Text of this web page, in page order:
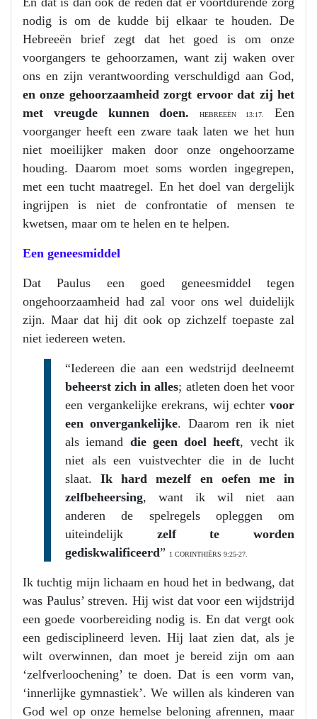
nodig is om de kudde bij elkaar te houden. De
Hebreeën brief zegt dat het goed is om onze
voorgangers te gehoorzamen, want zij waken over
ons en zijn verantwoording verschuldigd aan God,
en onze gehoorzaamheid zorgt ervoor dat zij het
met vreugde kunnen doen.
HEBREEËN 13:17.
Een
voorganger heeft een zware taak laten we het hun
niet moeilijker maken door onze ongehoorzame
houding. Daarom moet soms worden ingegrepen,
met een tucht maatregel. En het doel van dergelijk
ingrijpen is niet de confrontatie of mensen te
kwetsen, maar om te helen en te helpen.
Een geneesmiddel
Dat Paulus een goed geneesmiddel tegen
ongehoorzaamheid had zal voor ons wel duidelijk
zijn. Maar dat hij dit ook op zichzelf toepaste zal
niet iedereen weten.
“Iedereen die aan een wedstrijd deelneemt
beheerst zich in alles; atleten doen het voor
een vergankelijke erekrans, wij echter voor
een onvergankelijke. Daarom ren ik niet
als iemand die geen doel heeft, vecht ik
niet als een vuistvechter die in de lucht
slaat.Ik hard mezelf en oefen me in
zelfbeheersing, want ik wil niet aan
anderen de spelregels opleggen om
uiteindelijk zelf te worden
gediskwalificeerd” 1 CORINTHIËRS 9:25-27.
Ik tuchtig mijn lichaam en houd het in bedwang, dat
was Paulus’ streven. Hij wist dat voor een wijdstrijd
een goede voorbereiding nodig is. En dat vergt ook
een gedisciplineerd leven. Hij laat zien dat, als je
wilt overwinnen, dan moet je bereid zijn om aan
‘zelfverloochening’ te doen. Dat is een vorm van,
‘innerlijke gymnastiek’. We willen als kinderen van
God wel op onze hemelse beloning afrennen, maar